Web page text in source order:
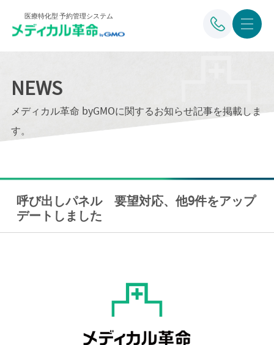
医療特化型 予約管理システム
NEWS
メディカル革命 byGMOに関するお知らせ記事を掲載しま
す。
呼び出しパネル 要望対応、他9件をアップ
デートしました